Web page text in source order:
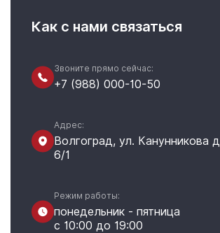
Как с нами связаться
Звоните прямо сейчас:
+7 (988) 000-10-50
Адрес:
Волгоград, ул. Канунникова д
6/1
Режим работы:
понедельник - пятница
с 10:00 до 19:00